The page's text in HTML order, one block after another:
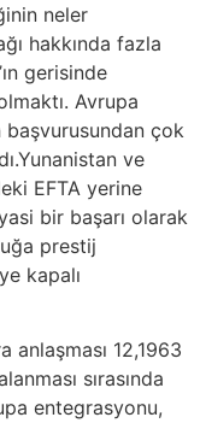
neler
hakkında fazla
gerisinde
Avrupa
başvurusundan çok
ve
EFTA yerine
bir başarı olarak
prestij
kapalı
anlaşması 12,1963
sırasında
entegrasyonu,